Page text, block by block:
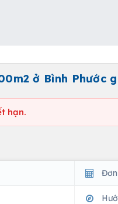
ở Bình Phước
hạn.